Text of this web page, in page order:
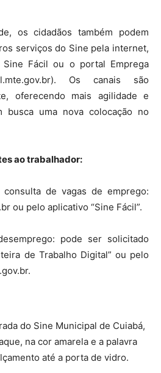
os cidadãos também podem
serviços do Sine pela internet,
Fácil ou o portal Emprega
Os canais são
oferecendo mais agilidade e
busca uma nova colocação no
ao trabalhador:
de vagas de emprego:
ou pelo aplicativo “Sine Fácil”.
pode ser solicitado
de Trabalho Digital” ou pelo
do Sine Municipal de Cuiabá,
na cor amarela e a palavra
até a porta de vidro.